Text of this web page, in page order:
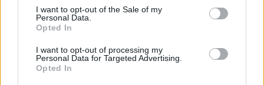
I want to opt-out of the Sale of my
Personal Data.
Opted In
I want to opt-out of processing my
Personal Data for Targeted Advertising.
Opted In
Co sądzisz o naszej stronie?